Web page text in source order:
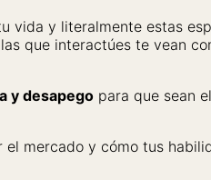
vida y literalmente estas
que interactúes te vean
y desapego para que sean
mercado y cómo tus